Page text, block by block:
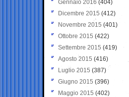
Gennaio 2016 (404)
Dicembre 2015 (412)
Novembre 2015 (401)
Ottobre 2015 (422)
Settembre 2015 (419)
Agosto 2015 (416)
Luglio 2015 (387)
Giugno 2015 (396)
Maggio 2015 (402)